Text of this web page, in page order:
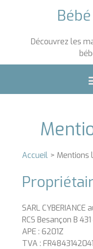
Découvrez les
Accueil > Mentions
SARL
RCS Besançon B
APE : 6201Z
TVA :